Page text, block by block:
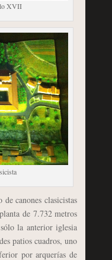
XVII
canones clasicistas
de 7.732 metros
la anterior iglesia
patios cuadros, uno
por arquerías de